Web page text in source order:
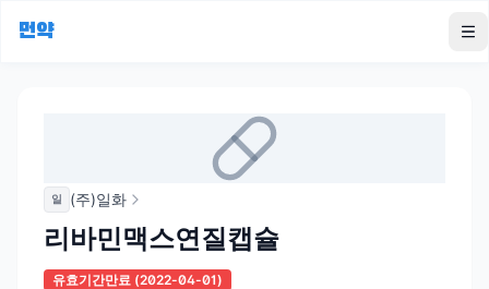
먼약
일 (주)일화
리바민맥스연질캡슐
유효기간만료 (2022-04-01)